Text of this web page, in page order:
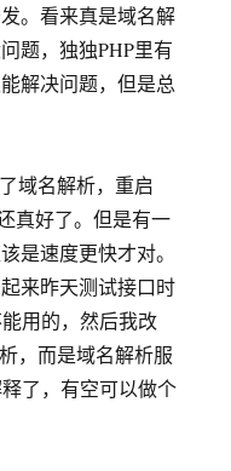
。看来真是域名解
题，独独PHP里有
解决问题，但是总
域名解析，重启
真好了。但是有一
是速度更快才对。
来昨天测试接口时
用的，然后我改
，而是域名解析服
了，有空可以做个